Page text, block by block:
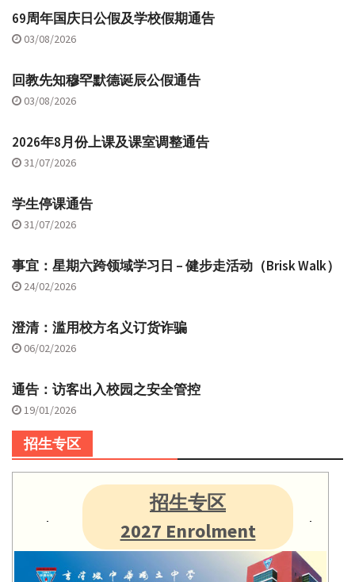
69周年国庆日公假及学校假期通告
03/08/2026
回教先知穆罕默德诞辰公假通告
03/08/2026
2026年8月份上课及课室调整通告
31/07/2026
学生停课通告
31/07/2026
事宜：星期六跨领域学习日 – 健步走活动（Brisk Walk）
24/02/2026
澄清：滥用校方名义订货诈骗
06/02/2026
通告：访客出入校园之安全管控
19/01/2026
招生专区
招生专区
2027 Enrolment